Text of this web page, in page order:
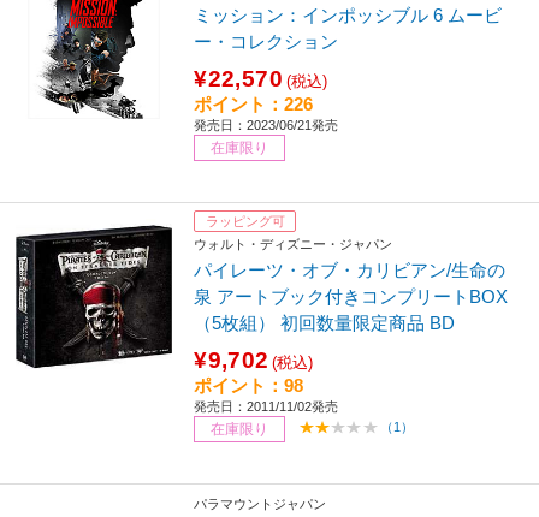
ミッション：インポッシブル 6 ムービ
ー・コレクション
¥22,570 (税込)
ポイント：226
発売日：2023/06/21発売
在庫限り
ラッピング可
ウォルト・ディズニー・ジャパン
パイレーツ・オブ・カリビアン/生命の
泉 アートブック付きコンプリートBOX
（5枚組） 初回数量限定商品 BD
¥9,702 (税込)
ポイント：98
発売日：2011/11/02発売
在庫限り （1）
パラマウントジャパン